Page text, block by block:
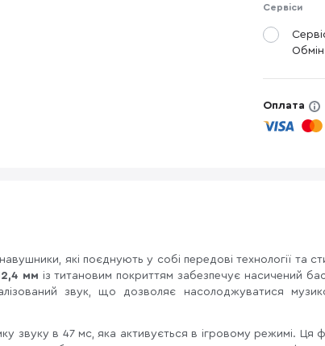
Сервіси
Оплата
які поєднують у собі передові технології та
мм із титановим покриттям забезпечує насичений
звук, що дозволяє насолоджуватися
звуку в 47 мс, яка активується в ігровому режимі. Ця